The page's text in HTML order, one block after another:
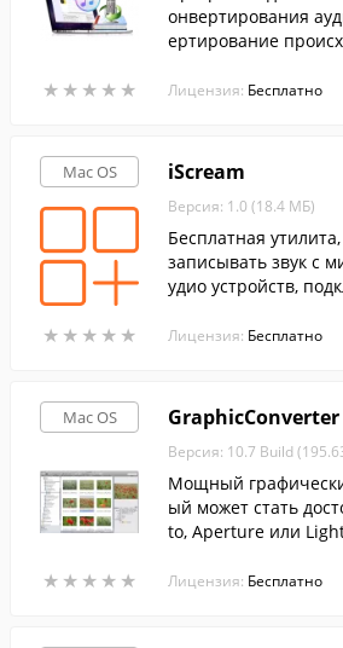
★ ★ ★ ★ ★
★ ★ ★ ★ ★
онвертирования
ертирование
сокой скорости.
Лицензия: Бесплатно
Mac OS
★ ★ ★ ★ ★
★ ★ ★ ★ ★
iScream
Версия: 1.0 (18.4 МБ)
Бесплатная
записывать звук с
удио устройств,
Лицензия: Бесплатно
Mac OS
★ ★ ★ ★ ★
★ ★ ★ ★ ★
GraphicConverter
Версия: 10.7 Build
Мощный
ый может стать
to, Aperture или
Лицензия: Бесплатно